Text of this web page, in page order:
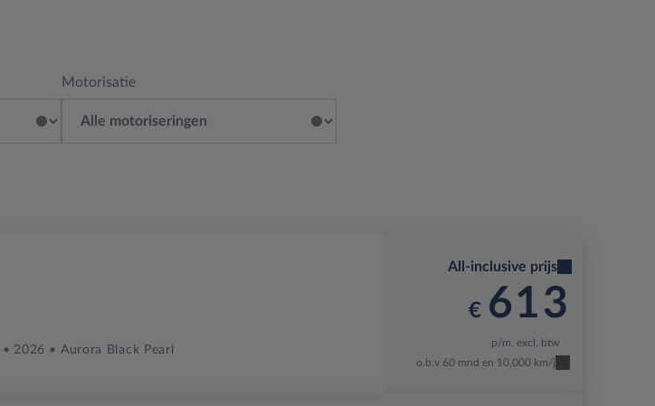
Motorisatie
2026 Aurora Black Pearl
All-inclusive prijs
€ 613
p/m. excl. btw
o.b.v 60 mnd en 10,000 km/j